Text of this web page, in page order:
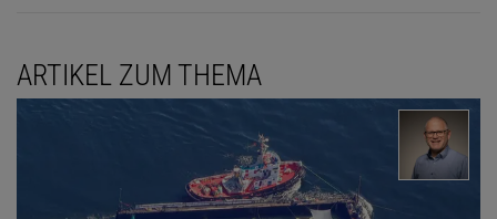
ARTIKEL ZUM THEMA